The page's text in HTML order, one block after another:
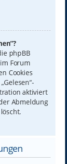
phpBB
Forum
Cookies
aktiviert
Abmeldung